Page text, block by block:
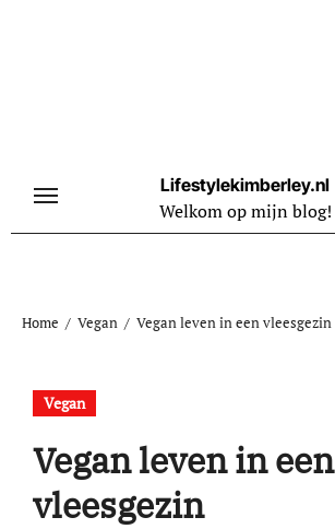
Lifestylekimberley.nl
Welkom op mijn blog!
Home Vegan Vegan leven in een vleesgezin
Vegan
Vegan leven in een
vleesgezin